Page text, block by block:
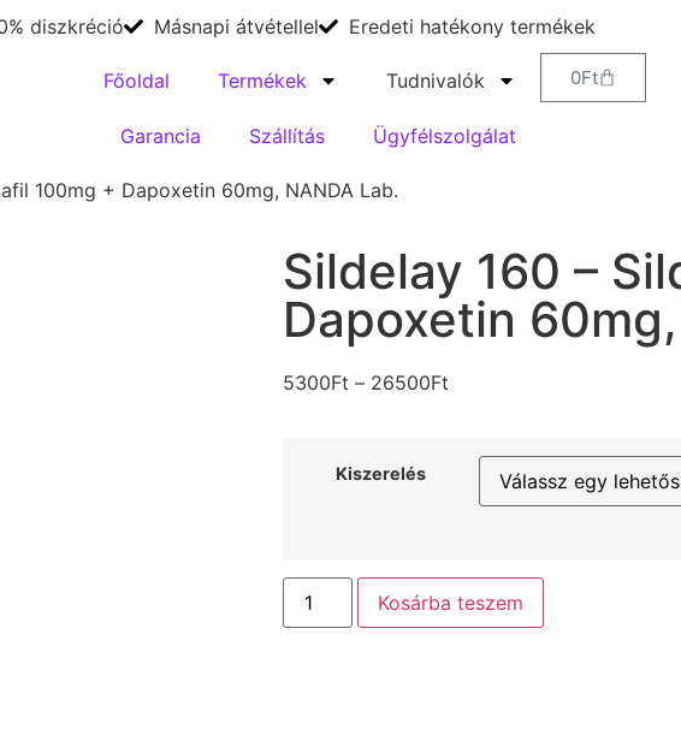
diszkréció Másnapi átvétellel Eredeti hatékony termékek
Főoldal Termékek Tudnivalók
Garancia Szállítás Ügyfélszolgálat
0Ft
100mg + Dapoxetin 60mg, NANDA Lab.
Sildelay 160 –
Dapoxetin
5300Ft – 26500Ft
Kiszerelés
Kosárba teszem